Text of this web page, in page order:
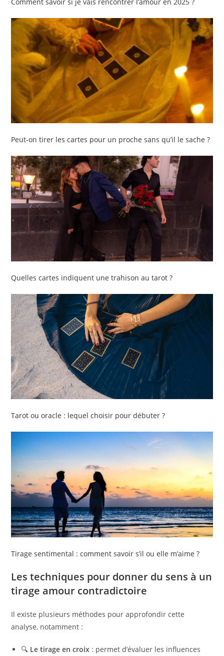
Peut-on tirer les cartes pour un proche sans qu’il le sache ?
Quelles cartes indiquent une trahison au tarot ?
Tarot ou oracle : lequel choisir pour débuter ?
Tirage sentimental : comment savoir s’il ou elle m’aime ?
Les techniques pour donner du sens à un
tirage amour contradictoire
Il existe plusieurs méthodes pour approfondir cette
analyse, notamment :
🔍 Le tirage en croix : permet d’évaluer les influences